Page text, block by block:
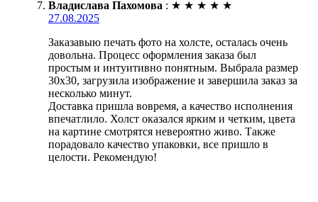
Владислава Пахомова : ★ ★ ★ ★ ★
27.08.2025
Заказавыю печать фото на холсте, осталась очень
довольна. Процесс оформления заказа был
простым и интуитивно понятным. Выбрала размер
30х30, загрузила изображение и завершила заказ за
несколько минут.
Доставка пришла вовремя, а качество исполнения
впечатлило. Холст оказался ярким и четким, цвета
на картине смотрятся невероятно живо. Также
порадовало качество упаковки, все пришло в
целости. Рекомендую!